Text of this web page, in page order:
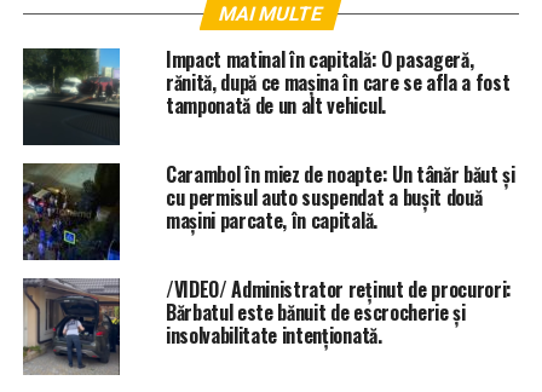
MAI MULTE
Impact matinal în capitală: O pasageră,
rănită, după ce mașina în care se afla a fost
tamponată de un alt vehicul.
Carambol în miez de noapte: Un tânăr băut și
cu permisul auto suspendat a bușit două
mașini parcate, în capitală.
/VIDEO/ Administrator reținut de procurori:
Bărbatul este bănuit de escrocherie și
insolvabilitate intenționată.